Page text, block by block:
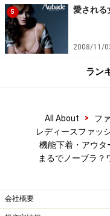
一方グンゼ ノンワイ
場合、カップ部分を
の薄い部分を柔らか
割し、それらを重ね
と同じようにバスト
ら肌に優しいのにも
上げることができる
で、切りっぱなしで
びきにくい仕様にな
5 愛される
2008/11/
ラン
All About > フ
レディースファッ
機能下着・アウタ
まるでノーブラ？
会社概要